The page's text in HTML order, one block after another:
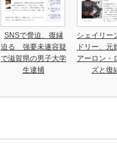
SNSで脅迫、復縁
迫る 強要未遂容疑
で滋賀県の男子大学
生逮捕
シェイリー
ドリー、元
アーロン・
ズと復